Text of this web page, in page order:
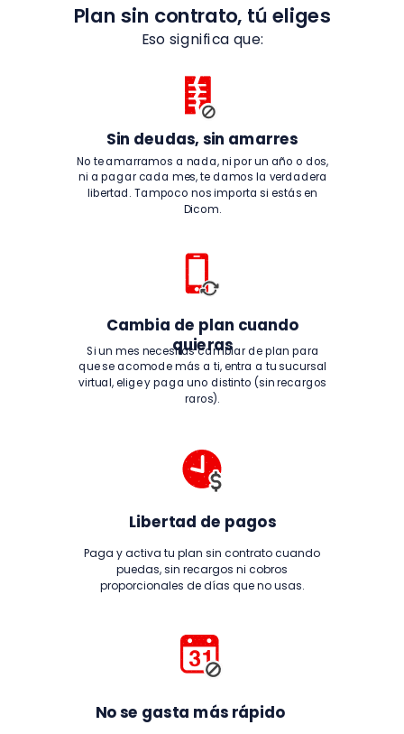
Plan sin contrato, tú eliges
Eso significa que:
Sin deudas, sin amarres
Cambia de plan cuando
quieras
Libertad de pagos
No se gasta más rápido
No te amarramos a nada, ni por un año o dos,
ni a pagar cada mes, te damos la verdadera
libertad. Tampoco nos importa si estás en
Dicom.
Si un mes necesitas cambiar de plan para
que se acomode más a ti, entra a tu sucursal
virtual, elige y paga uno distinto (sin recargos
raros).
Paga y activa tu plan sin contrato cuando
puedas, sin recargos ni cobros
proporcionales de días que no usas.